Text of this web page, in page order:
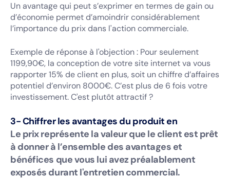
Un avantage qui peut s’exprimer en termes de gain ou
d’économie permet d’amoindrir considérablement
l’importance du prix dans l'action commerciale.
Exemple de réponse à l'objection : Pour seulement
1199,90€, la conception de votre site internet va vous
rapporter 15% de client en plus, soit un chiffre d’affaires
potentiel d’environ 8000€. C’est plus de 6 fois votre
investissement. C'est plutôt attractif ?
3- Chiffrer les avantages du produit en
Le prix représente la valeur que le client est prêt
à donner à l’ensemble des avantages et
bénéfices que vous lui avez préalablement
exposés durant l'entretien commercial.